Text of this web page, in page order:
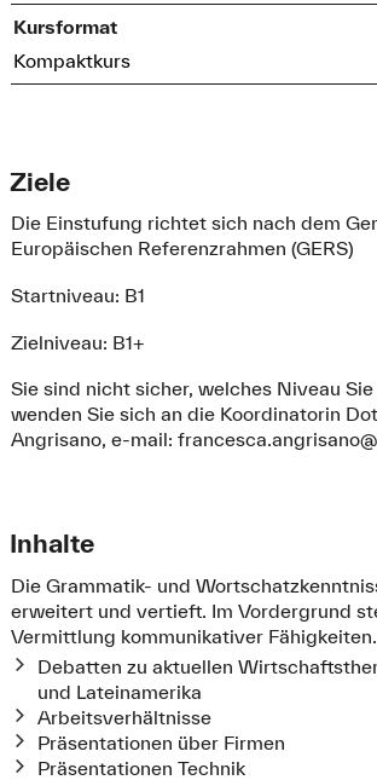
Kursformat
Kompaktkurs
Ziele
Die Einstufung richtet sich nach dem
Europäischen Referenzrahmen (GERS)
Startniveau: B1
Zielniveau: B1+
Sie sind nicht sicher, welches Niveau
wenden Sie sich an die Koordinatorin
Angrisano, e-mail:
Inhalte
Die Grammatik- und
erweitert und vertieft. Im Vordergrund
Vermittlung kommunikativer Fähigkeiten.
Debatten zu aktuellen
und Lateinamerika
Arbeitsverhältnisse
Präsentationen über Firmen
Präsentationen Technik